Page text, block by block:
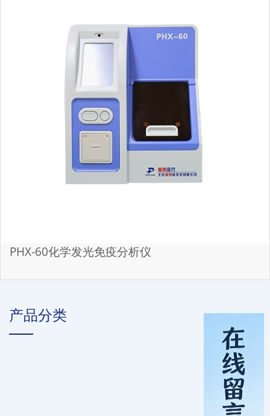
PHX-60化学发光免疫分析仪
产品分类